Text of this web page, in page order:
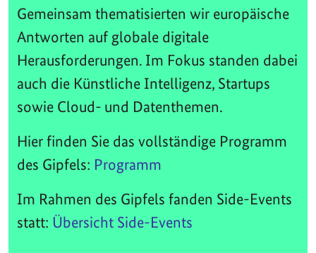
Gemeinsam thematisierten wir europäische
Antworten auf globale digitale
Herausforderungen. Im Fokus standen dabei
auch die Künstliche Intelligenz, Startups
sowie Cloud- und Datenthemen.
Hier finden Sie das vollständige Programm
des Gipfels: Programm
Im Rahmen des Gipfels fanden Side-Events
statt: Übersicht Side-Events